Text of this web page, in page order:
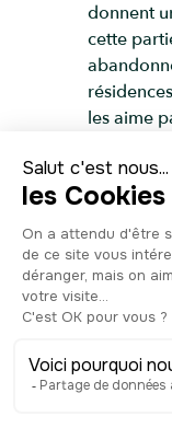
donnent
cette
les aime
de loger
dans un
moderne
chargée
navires
XXe siècle.